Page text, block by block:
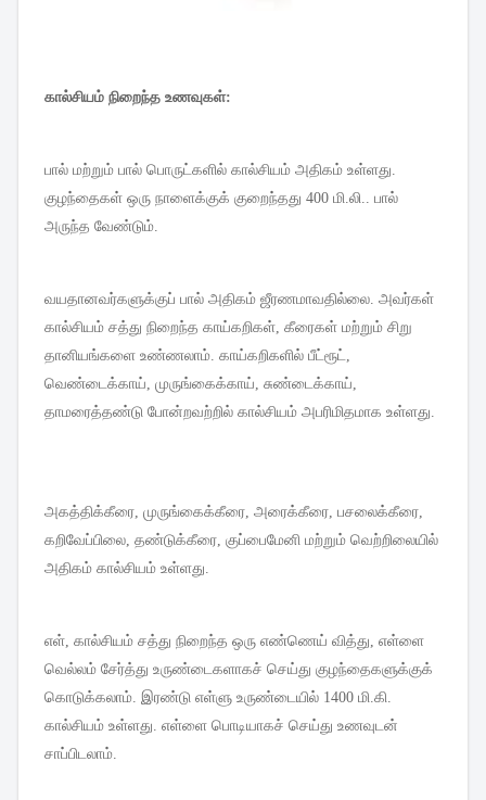
கால்சியம் நிறைந்த உணவுகள்:
பால் மற்றும் பால் பொருட்களில் கால்சியம் அதிகம் உள்ளது.
குழந்தைகள் ஒரு நாளைக்குக் குறைந்தது 400 மி.லி.. பால்
அருந்த வேண்டும்.
வயதானவர்களுக்குப் பால் அதிகம் ஜீரணமாவதில்லை. அவர்கள்
கால்சியம் சத்து நிறைந்த காய்கறிகள், கீரைகள் மற்றும் சிறு
தானியங்களை உண்ணலாம். காய்கறிகளில் பீட்ரூட்,
வெண்டைக்காய், முருங்கைக்காய், சுண்டைக்காய்,
தாமரைத்தண்டு போன்றவற்றில் கால்சியம் அபரிமிதமாக உள்ளது.
அகத்திக்கீரை, முருங்கைக்கீரை, அரைக்கீரை, பசலைக்கீரை,
கறிவேப்பிலை, தண்டுக்கீரை, குப்பைமேனி மற்றும் வெற்றிலையில்
அதிகம் கால்சியம் உள்ளது.
எள், கால்சியம் சத்து நிறைந்த ஒரு எண்ணெய் வித்து, எள்ளை
வெல்லம் சேர்த்து உருண்டைகளாகச் செய்து குழந்தைகளுக்குக்
கொடுக்கலாம். இரண்டு எள்ளு உருண்டையில் 1400 மி.கி.
கால்சியம் உள்ளது. எள்ளை பொடியாகச் செய்து உணவுடன்
சாப்பிடலாம்.